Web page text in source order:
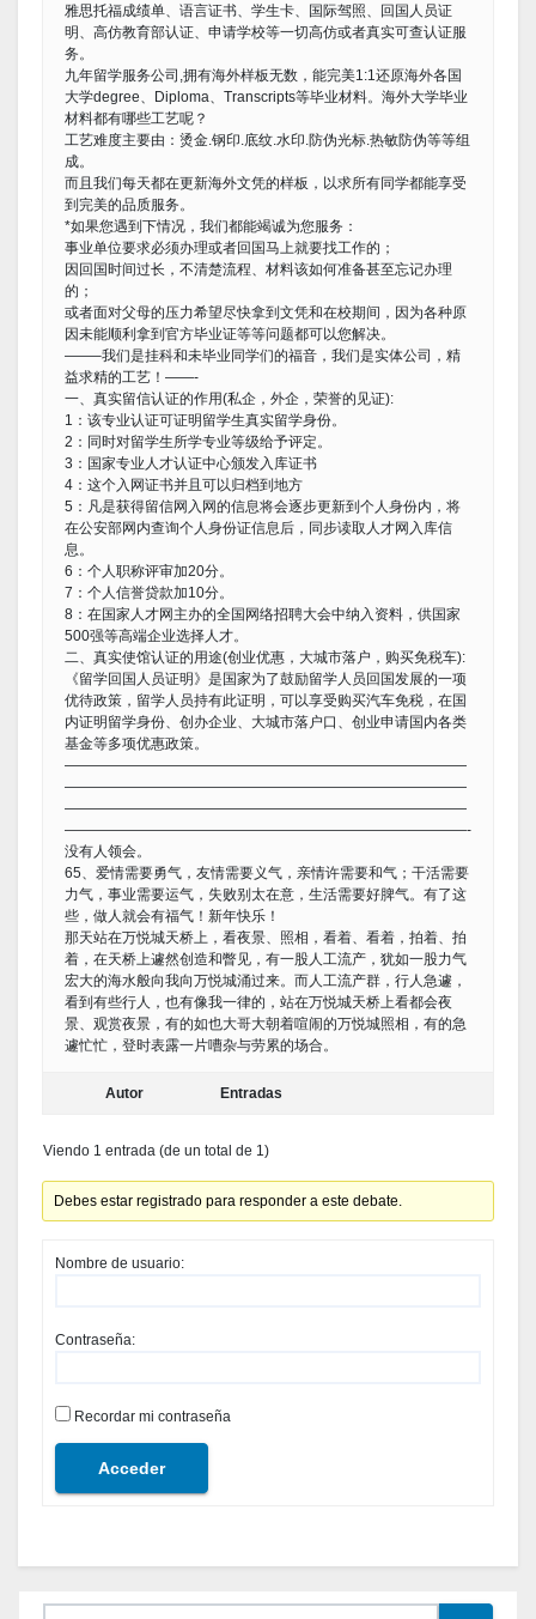
雅思托福成绩单、语言证书、学生卡、国际驾照、回国人员证
明、高仿教育部认证、申请学校等一切高仿或者真实可查认证服
务。
九年留学服务公司,拥有海外样板无数，能完美1:1还原海外各国
大学degree、Diploma、Transcripts等毕业材料。海外大学毕业
材料都有哪些工艺呢？
工艺难度主要由：烫金.钢印.底纹.水印.防伪光标.热敏防伪等等组
成。
而且我们每天都在更新海外文凭的样板，以求所有同学都能享受
到完美的品质服务。
*如果您遇到下情况，我们都能竭诚为您服务：
事业单位要求必须办理或者回国马上就要找工作的；
因回国时间过长，不清楚流程、材料该如何准备甚至忘记办理
的；
或者面对父母的压力希望尽快拿到文凭和在校期间，因为各种原
因未能顺利拿到官方毕业证等等问题都可以您解决。
——–我们是挂科和未毕业同学们的福音，我们是实体公司，精
益求精的工艺！——-
一、真实留信认证的作用(私企，外企，荣誉的见证):
1：该专业认证可证明留学生真实留学身份。
2：同时对留学生所学专业等级给予评定。
3：国家专业人才认证中心颁发入库证书
4：这个入网证书并且可以归档到地方
5：凡是获得留信网入网的信息将会逐步更新到个人身份内，将
在公安部网内查询个人身份证信息后，同步读取人才网入库信
息。
6：个人职称评审加20分。
7：个人信誉贷款加10分。
8：在国家人才网主办的全国网络招聘大会中纳入资料，供国家
500强等高端企业选择人才。
二、真实使馆认证的用途(创业优惠，大城市落户，购买免税车):
《留学回国人员证明》是国家为了鼓励留学人员回国发展的一项
优待政策，留学人员持有此证明，可以享受购买汽车免税，在国
内证明留学身份、创办企业、大城市落户口、创业申请国内各类
基金等多项优惠政策。
————————————————————————————
————————————————————————————
————————————————————————————
————————————————————————————-
没有人领会。
65、爱情需要勇气，友情需要义气，亲情许需要和气；干活需要
力气，事业需要运气，失败别太在意，生活需要好脾气。有了这
些，做人就会有福气！新年快乐！
那天站在万悦城天桥上，看夜景、照相，看着、看着，拍着、拍
着，在天桥上遽然创造和瞥见，有一股人工流产，犹如一股力气
宏大的海水般向我向万悦城涌过来。而人工流产群，行人急遽，
看到有些行人，也有像我一律的，站在万悦城天桥上看都会夜
景、观赏夜景，有的如也大哥大朝着喧闹的万悦城照相，有的急
遽忙忙，登时表露一片嘈杂与劳累的场合。
Autor Entradas
Viendo 1 entrada (de un total de 1)
Debes estar registrado para responder a este debate.
Nombre de usuario:
Contraseña:
Recordar mi contraseña
Acceder